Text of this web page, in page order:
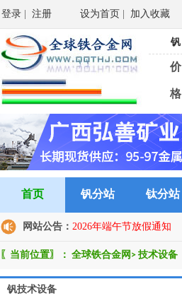
登录| 注册 设为首页 加入收藏
钒
价
格
首页 钒分站 钛分站
网站公告： 2026年端午节放假通知
〖当前位置〗： 全球铁合金网 > 技术设备
钒技术设备